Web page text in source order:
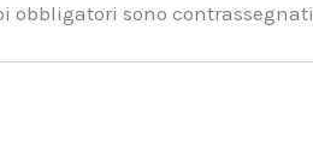
obbligatori sono contrassegnati